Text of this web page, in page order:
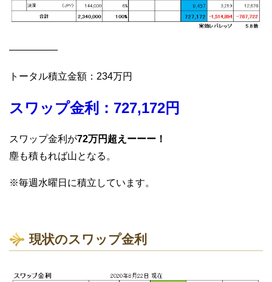
—————
トータル積立金額：234万円
スワップ金利：727,172円
スワップ金利が72万円超えーーー！
塵も積もれば山となる。
※毎週水曜日に積立しています。
現状のスワップ金利